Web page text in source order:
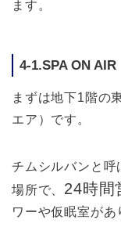
ます。
4-1.SPA ON AIR
まずは地下1階の
エア）です。
チムシルバンと呼
場所で、 24時間
ワーや仮眠室があ